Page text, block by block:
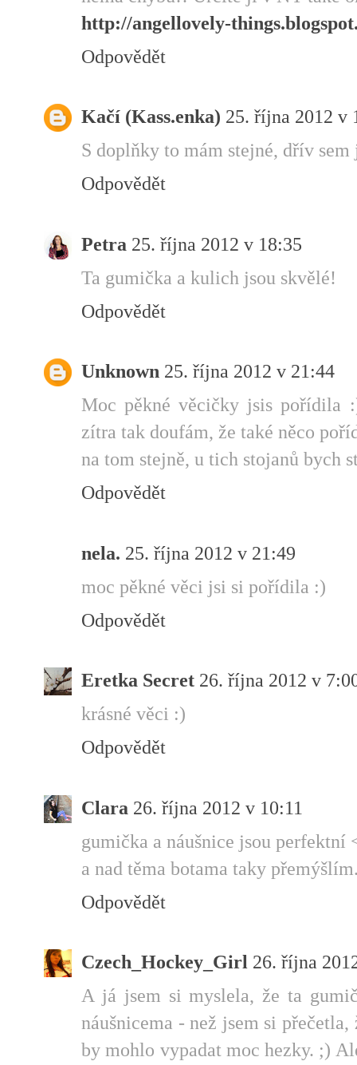
http://angellovely-
Odpovědět
Kačí (Kass.enka) 25. října 2012 v
S doplňky to mám stejné, dřív
Odpovědět
Petra 25. října 2012 v 18:35
Ta gumička a kulich jsou skvělé!
Odpovědět
Unknown 25. října 2012 v 21:44
Moc pěkné věcičky jsis pořídila
zítra tak doufám, že také něco
na tom stejně, u tich stojanů bych
Odpovědět
nela. 25. října 2012 v 21:49
moc pěkné věci jsi si pořídila :)
Odpovědět
Eretka Secret 26. října 2012 v
krásné věci :)
Odpovědět
Clara 26. října 2012 v 10:11
gumička a náušnice jsou perfektní
a nad těma botama taky
Odpovědět
Czech_Hockey_Girl 26. října
A já jsem si myslela, že ta
náušnicema - než jsem si
by mohlo vypadat moc hezky. ;)